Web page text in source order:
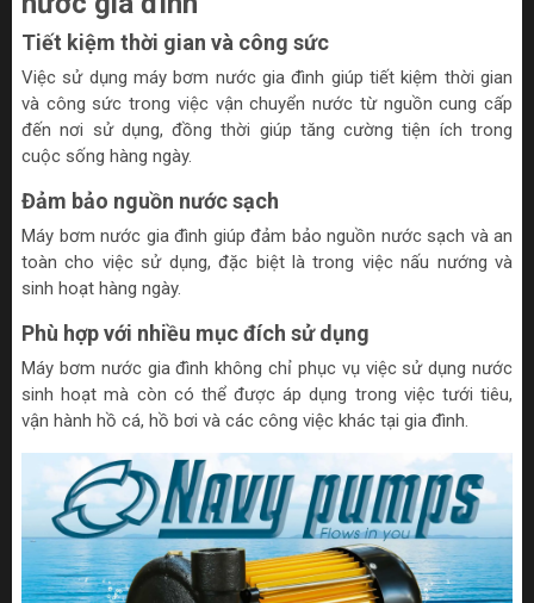
Tiết kiệm thời gian và công sức
Việc sử dụng máy bơm nước gia đình giúp tiết kiệm thời gian
và công sức trong việc vận chuyển nước từ nguồn cung cấp
đến nơi sử dụng, đồng thời giúp tăng cường tiện ích trong
cuộc sống hàng ngày.
Đảm bảo nguồn nước sạch
Máy bơm nước gia đình giúp đảm bảo nguồn nước sạch và an
toàn cho việc sử dụng, đặc biệt là trong việc nấu nướng và
sinh hoạt hàng ngày.
Phù hợp với nhiều mục đích sử dụng
Máy bơm nước gia đình không chỉ phục vụ việc sử dụng nước
sinh hoạt mà còn có thể được áp dụng trong việc tưới tiêu,
vận hành hồ cá, hồ bơi và các công việc khác tại gia đình.